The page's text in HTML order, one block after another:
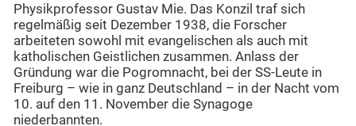
Physikprofessor Gustav Mie. Das Konzil traf sich
regelmäßig seit Dezember 1938, die Forscher
arbeiteten sowohl mit evangelischen als auch mit
katholischen Geistlichen zusammen. Anlass der
Gründung war die Pogromnacht, bei der SS-Leute in
Freiburg – wie in ganz Deutschland – in der Nacht vom
10. auf den 11. November die Synagoge
niederbannten.